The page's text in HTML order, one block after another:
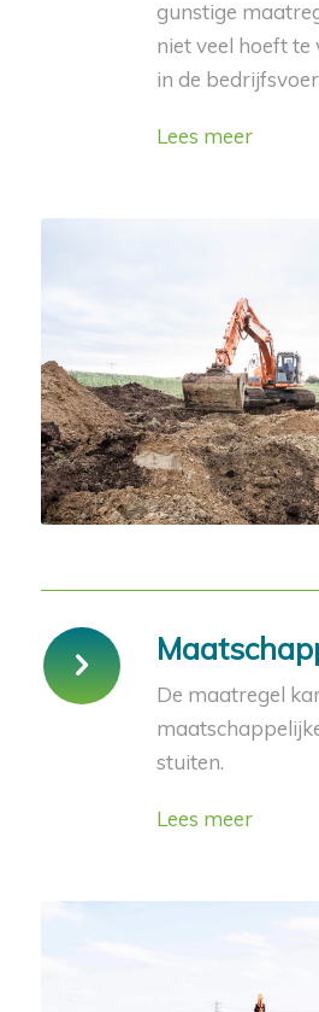
gunstige
niet veel hoeft
in de
Lees meer
De maatregel
stuiten.
Lees meer